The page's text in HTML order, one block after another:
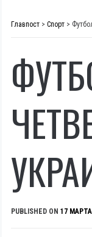
Главпост > Спорт >
PUBLISHED ON 17